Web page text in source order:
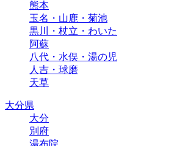
熊本
玉名・山鹿・菊池
黒川・杖立・わいた
阿蘇
八代・水俣・湯の児
人吉・球磨
天草
大分県
大分
別府
湯布院